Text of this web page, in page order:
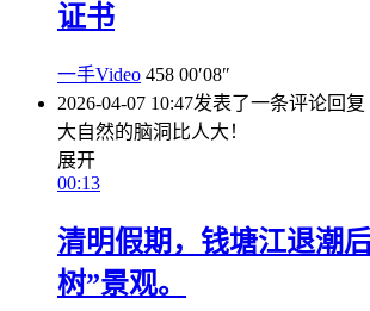
证书
一手Video 458 00′08″
2026-04-07 10:47发表了一条评论回复
大自然的脑洞比人大！
展开
00:13
清明假期，钱塘江退潮
树”景观。